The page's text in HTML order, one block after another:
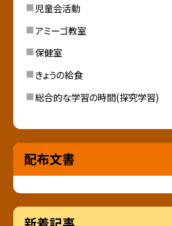
児童会活動
アミーゴ教室
保健室
きょうの給食
総合的な学習の時間(探究学習)
配布文書